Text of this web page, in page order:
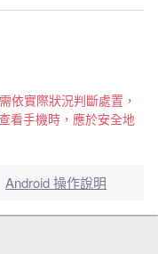
依實際狀況判斷處置，
看手機時，應於安全地
Android 操作說明